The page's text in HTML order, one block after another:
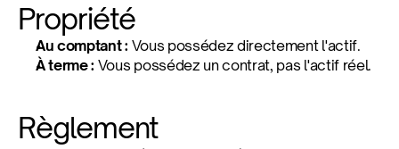
Propriété
Au comptant : Vous possédez directement l'actif.
À terme : Vous possédez un contrat, pas l'actif réel.
Règlement